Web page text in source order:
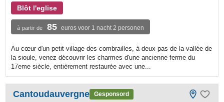
Blôt l'eglise
à partir de 85 euros voor 1 nacht 2 personen
Au cœur d'un petit village des combrailles, à deux pas de la vallée de
la sioule, venez découvrir les charmes d'une ancienne ferme du
17eme siècle, entièrement restaurée avec une...
Cantoudauvergne Gesponsord